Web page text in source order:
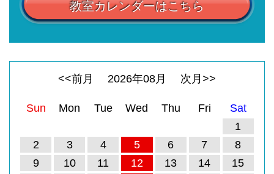
教室カレンダーはこちら
<<前月 2026年08 月 次月>>
Sun Mon Tue Wed Thu Fri
Sat
1
2
3 4 5 6 7
8
9
10 11 12 13 14
15